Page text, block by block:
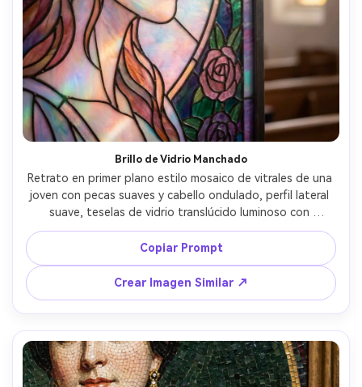
Brillo de Vidrio Manchado
Retrato en primer plano estilo mosaico de vitrales de una
joven con pecas suaves y cabello ondulado, perfil lateral
suave, teselas de vidrio translúcido luminoso con
contornos de plomo, degradados pastel a tonos joya,
efecto de luz de ventana radiante, borde floral de rosas,
humor romántico y soñador, refracciones de vidrio muy
detalladas, composición limpia con fondo suave, lente de
85mm, profundidad de campo reducida --ar 4:5
Copiar Prompt
Crear Imagen Similar ↗